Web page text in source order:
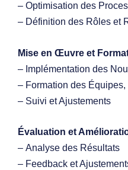
– Optimisation des
– Définition des Rôles et
Mise en Œuvre et
– Implémentation des
– Formation des Équipes,
– Suivi et Ajustements
Évaluation et
– Analyse des Résultats
– Feedback et